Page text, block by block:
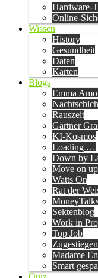
Hardware-
Online-
Wissen
History
Gesundheit
Daten
Karten
Blogs
Emma
Rauszeit
Gärtner
KI-Kosmos
Loading …
Down by
Move on up
Watts On
Rat der
Sektenblog
Work in
Top Job
Zugestiegen
Madame
Smart